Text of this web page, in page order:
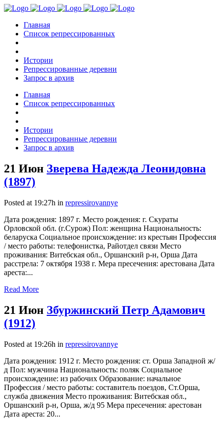
Главная
Список репрессированных
Истории
Репрессированные деревни
Запрос в архив
Главная
Список репрессированных
Истории
Репрессированные деревни
Запрос в архив
21 Июн Зверева Надежда Леонидовна
(1897)
Posted at 19:27h in repressirovannye
Дата рождения: 1897 г. Место рождения: г. Скураты
Орловской обл. (г.Сурож) Пол: женщина Национальность:
беларуска Социальное происхождение: из крестьян Профессия
/ место работы: телефонистка, Райотдел связи Место
проживания: Витебская обл., Оршанский р-н, Орша Дата
расстрела: 7 октября 1938 г. Мера пресечения: арестована Дата
ареста:...
Read More
21 Июн Збуржинский Петр Адамович
(1912)
Posted at 19:26h in repressirovannye
Дата рождения: 1912 г. Место рождения: ст. Орша Западной ж/
д Пол: мужчина Национальность: поляк Социальное
происхождение: из рабочих Образование: начальное
Профессия / место работы: составитель поездов, Ст.Орша,
служба движения Место проживания: Витебская обл.,
Оршанский р-н, Орша, ж/д 95 Мера пресечения: арестован
Дата ареста: 20...